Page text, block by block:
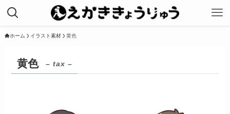
ホーム イラスト素材 黄色
黄色 – tax –